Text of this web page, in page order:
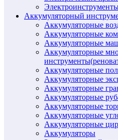
Аккумуляторный
Аккумуляторные
Аккумуляторные
Аккумуляторные
Аккумуляторные
Аккумуляторные
Аккумуляторные
Аккумуляторные
Аккумуляторные
Аккумуляторные
Аккумуляторные
Аккумуляторные
Аккумуляторы